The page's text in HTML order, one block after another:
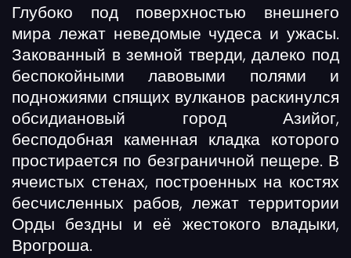
Глубоко под поверхностью внешнего
мира лежат неведомые чудеса и ужасы.
Закованный в земной тверди, далеко под
беспокойными лавовыми полями и
подножиями спящих вулканов раскинулся
обсидиановый город Азийог,
бесподобная каменная кладка которого
простирается по безграничной пещере. В
ячеистых стенах, построенных на костях
бесчисленных рабов, лежат территории
Орды бездны и её жестокого владыки,
Врогроша.